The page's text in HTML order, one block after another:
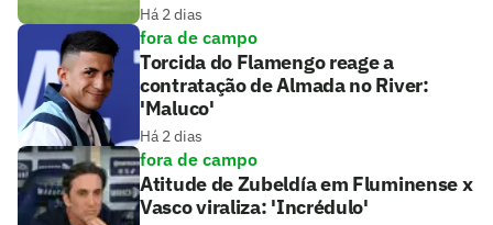
Há 2 dias
fora de campo
Torcida do Flamengo reage a
contratação de Almada no River:
'Maluco'
Há 2 dias
fora de campo
Atitude de Zubeldía em Fluminense x
Vasco viraliza: 'Incrédulo'